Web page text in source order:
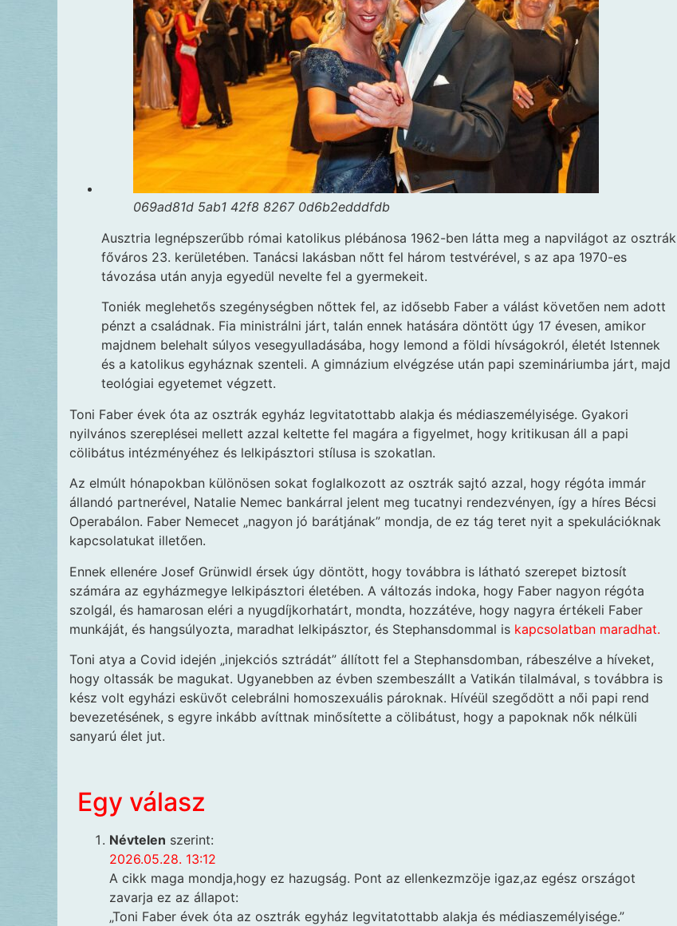
069ad81d 5ab1 42f8 8267 0d6b2edddfdb
Ausztria legnépszerűbb római katolikus plébánosa 1962-ben látta meg a napvilágot az osztrák
főváros 23. kerületében. Tanácsi lakásban nőtt fel három testvérével, s az apa 1970-es
távozása után anyja egyedül nevelte fel a gyermekeit.
Toniék meglehetős szegénységben nőttek fel, az idősebb Faber a válást követően nem adott
pénzt a családnak. Fia ministrálni járt, talán ennek hatására döntött úgy 17 évesen, amikor
majdnem belehalt súlyos vesegyulladásába, hogy lemond a földi hívságokról, életét Istennek
és a katolikus egyháznak szenteli. A gimnázium elvégzése után papi szemináriumba járt, majd
teológiai egyetemet végzett.
Toni Faber évek óta az osztrák egyház legvitatottabb alakja és médiaszemélyisége. Gyakori
nyilvános szereplései mellett azzal keltette fel magára a figyelmet, hogy kritikusan áll a papi
cölibátus intézményéhez és lelkipásztori stílusa is szokatlan.
Az elmúlt hónapokban különösen sokat foglalkozott az osztrák sajtó azzal, hogy régóta immár
állandó partnerével, Natalie Nemec bankárral jelent meg tucatnyi rendezvényen, így a híres Bécsi
Operabálon. Faber Nemecet „nagyon jó barátjának” mondja, de ez tág teret nyit a spekulációknak
kapcsolatukat illetően.
Ennek ellenére Josef Grünwidl érsek úgy döntött, hogy továbbra is látható szerepet biztosít
számára az egyházmegye lelkipásztori életében. A változás indoka, hogy Faber nagyon régóta
szolgál, és hamarosan eléri a nyugdíjkorhatárt, mondta, hozzátéve, hogy nagyra értékeli Faber
munkáját, és hangsúlyozta, maradhat lelkipásztor, és Stephansdommal is kapcsolatban maradhat.
Toni atya a Covid idején „injekciós sztrádát” állított fel a Stephansdomban, rábeszélve a híveket,
hogy oltassák be magukat. Ugyanebben az évben szembeszállt a Vatikán tilalmával, s továbbra is
kész volt egyházi esküvőt celebrálni homoszexuális pároknak. Hívéül szegődött a női papi rend
bevezetésének, s egyre inkább avíttnak minősítette a cölibátust, hogy a papoknak nők nélküli
sanyarú élet jut.
Egy válasz
Névtelen szerint:
2026.05.28. 13:12
A cikk maga mondja,hogy ez hazugság. Pont az ellenkezmzöje igaz,az egész országot
zavarja ez az állapot:
„Toni Faber évek óta az osztrák egyház legvitatottabb alakja és médiaszemélyisége.”